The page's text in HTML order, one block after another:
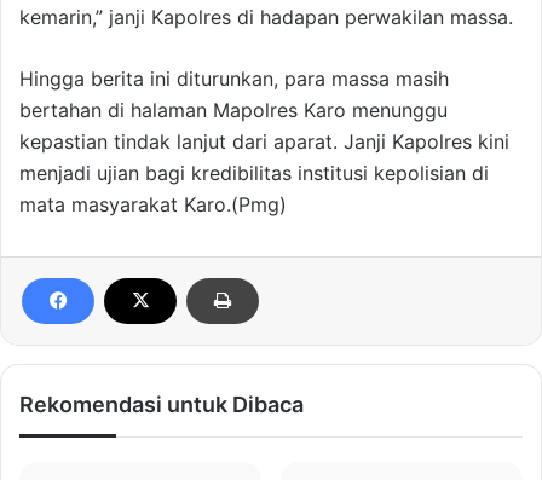
kemarin,” janji Kapolres di hadapan perwakilan massa.
Hingga berita ini diturunkan, para massa masih
bertahan di halaman Mapolres Karo menunggu
kepastian tindak lanjut dari aparat. Janji Kapolres kini
menjadi ujian bagi kredibilitas institusi kepolisian di
mata masyarakat Karo.(Pmg)
Rekomendasi untuk Dibaca